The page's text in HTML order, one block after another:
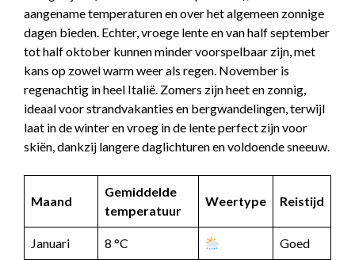
aangename temperaturen en over het algemeen zonnige
dagen bieden. Echter, vroege lente en van half september
tot half oktober kunnen minder voorspelbaar zijn, met
kans op zowel warm weer als regen. November is
regenachtig in heel Italië. Zomers zijn heet en zonnig,
ideaal voor strandvakanties en bergwandelingen, terwijl
laat in de winter en vroeg in de lente perfect zijn voor
skiën, dankzij langere daglichturen en voldoende sneeuw.
Maand
Gemiddelde
temperatuur
Weertype Reistijd
Januari 8 °C Goed